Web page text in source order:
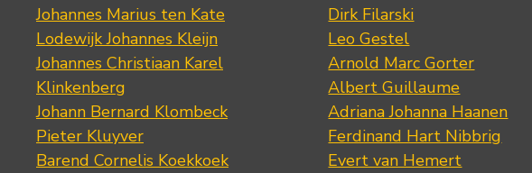
Johannes Marius ten Kate
Lodewijk Johannes Kleijn
Johannes Christiaan Karel
Klinkenberg
Johann Bernard Klombeck
Pieter Kluyver
Barend Cornelis Koekkoek
Dirk Filarski
Leo Gestel
Arnold Marc Gorter
Albert Guillaume
Adriana Johanna Haanen
Ferdinand Hart Nibbrig
Evert van Hemert